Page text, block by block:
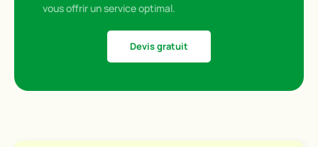
vous offrir un service optimal.
Devis gratuit